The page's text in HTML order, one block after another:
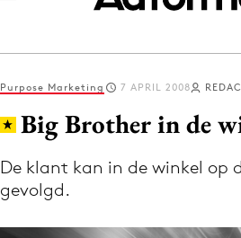
Log in
Download de
Volg het laatste nieuws
Purpose Marketing 7 APRIL 2008
Big Brother in de
De klant kan in de winkel op
gevolgd.